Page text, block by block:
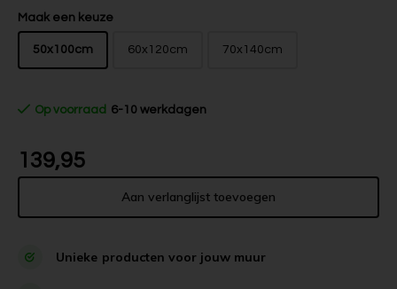
Maak een keuze
50x100cm 60x120cm 70x140cm
Op voorraad 6-10 werkdagen
139,95
Aan verlanglijst toevoegen
Unieke producten voor jouw muur